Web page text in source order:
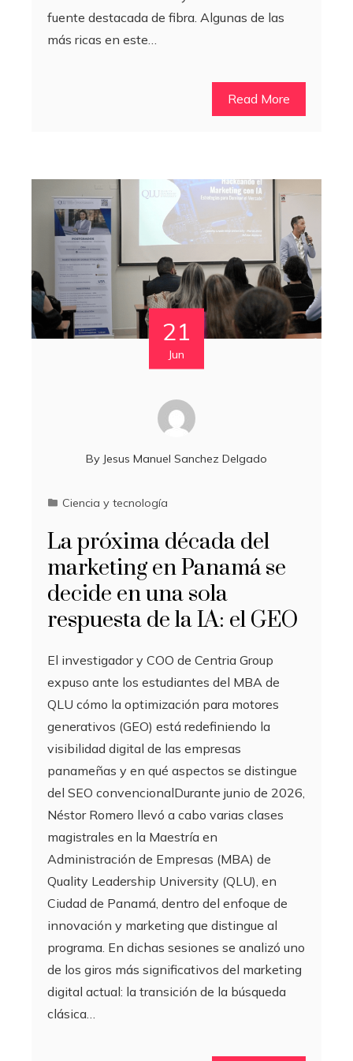
fuente destacada de fibra. Algunas de las
más ricas en este…
Read More
21
Jun
By Jesus Manuel Sanchez Delgado
Ciencia y tecnología
La próxima década del
marketing en Panamá se
decide en una sola
respuesta de la IA: el GEO
El investigador y COO de Centria Group
expuso ante los estudiantes del MBA de
QLU cómo la optimización para motores
generativos (GEO) está redefiniendo la
visibilidad digital de las empresas
panameñas y en qué aspectos se distingue
del SEO convencionalDurante junio de 2026,
Néstor Romero llevó a cabo varias clases
magistrales en la Maestría en
Administración de Empresas (MBA) de
Quality Leadership University (QLU), en
Ciudad de Panamá, dentro del enfoque de
innovación y marketing que distingue al
programa. En dichas sesiones se analizó uno
de los giros más significativos del marketing
digital actual: la transición de la búsqueda
clásica…